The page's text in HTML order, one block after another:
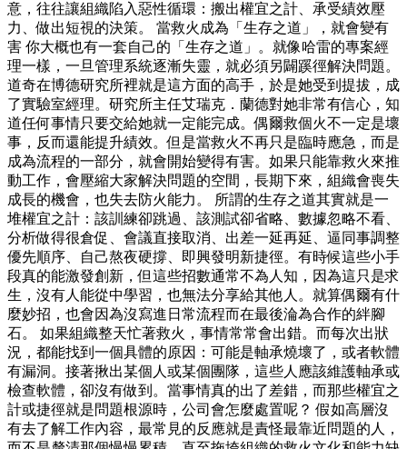
意，往往讓組織陷入惡性循環：搬出權宜之計、承受績效壓
力、做出短視的決策。 當救火成為「生存之道」，就會變有
害 你大概也有一套自己的「生存之道」。就像哈雷的專案經
理一樣，一旦管理系統逐漸失靈，就必須另闢蹊徑解決問題。
道奇在博德研究所裡就是這方面的高手，於是她受到提拔，成
了實驗室經理。研究所主任艾瑞克．蘭德對她非常有信心，知
道任何事情只要交給她就一定能完成。偶爾救個火不一定是壞
事，反而還能提升績效。但是當救火不再只是臨時應急，而是
成為流程的一部分，就會開始變得有害。如果只能靠救火來推
動工作，會壓縮大家解決問題的空間，長期下來，組織會喪失
成長的機會，也失去防火能力。 所謂的生存之道其實就是一
堆權宜之計：該訓練卻跳過、該測試卻省略、數據忽略不看、
分析做得很倉促、會議直接取消、出差一延再延、逼同事調整
優先順序、自己熬夜硬撐、即興發明新捷徑。有時候這些小手
段真的能激發創新，但這些招數通常不為人知，因為這只是求
生，沒有人能從中學習，也無法分享給其他人。就算偶爾有什
麼妙招，也會因為沒寫進日常流程而在最後淪為合作的絆腳
石。 如果組織整天忙著救火，事情常常會出錯。而每次出狀
況，都能找到一個具體的原因：可能是軸承燒壞了，或者軟體
有漏洞。接著揪出某個人或某個團隊，這些人應該維護軸承或
檢查軟體，卻沒有做到。當事情真的出了差錯，而那些權宜之
計或捷徑就是問題根源時，公司會怎麼處置呢？ 假如高層沒
有去了解工作內容，最常見的反應就是責怪最靠近問題的人，